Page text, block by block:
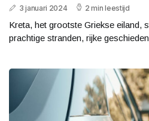
3 januari 2024 2 min leestijd
Kreta, het grootste Griekse eiland,
prachtige stranden, rijke